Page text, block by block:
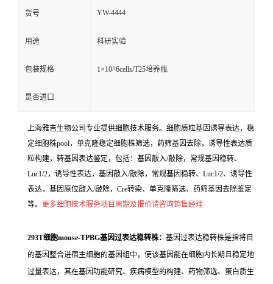
货号 YW-4444
用途 科研实验
包装规格 1×10^6cells/T25培养瓶
是否进口
上海雅吉生物公司专业提供细胞技术服务。细胞质粒基因诱导表达，稳
定细胞株pool，单克隆稳定细胞株筛选，药筛基因去除，诱导性表达质
粒构建，转基因表达鉴定，包括：基因敲入/敲除，常规基因稳转、
Luc1/2，诱导性表达，基因敲入/敲除，常规基因稳转、Luc1/2、诱导性
表达，基因原位敲入/敲除，Cre转染、单克隆筛选、药筛基因去除鉴定
等。 更多细胞技术服务项目周期及报价请咨询销售经理
293T细胞mouse-TPBG基因过表达稳转株： 基因过表达稳转株是指将目
的基因整合进宿主细胞的基因组中，使该基因能在细胞内长期且稳定地
过量表达，其在基因功能研究、疾病模型的构建、药物筛选、蛋白质生